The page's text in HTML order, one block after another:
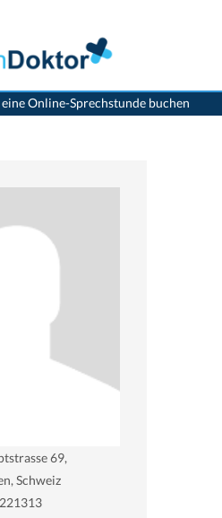
Online-Sprechstunde buchen
W. Lutz>Termin mit Dr. Thomas-W. Lutz
69,
Schweiz